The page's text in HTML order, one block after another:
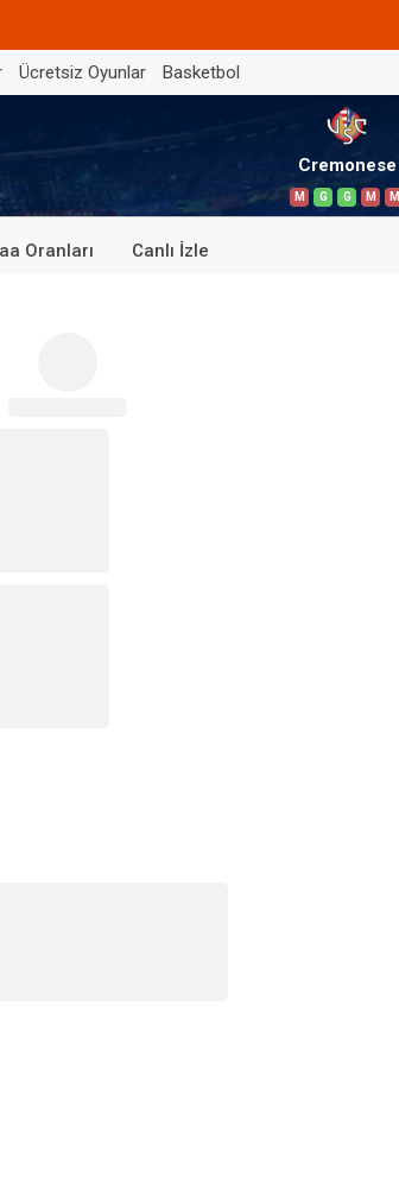
Ücretsiz Oyunlar Basketbol
Cremonese
M G G M M
Oranları Canlı İzle